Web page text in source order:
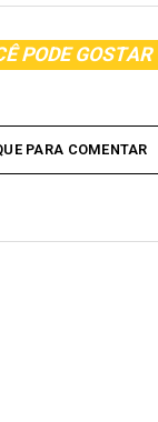
PODE GOSTAR
PARA COMENTAR